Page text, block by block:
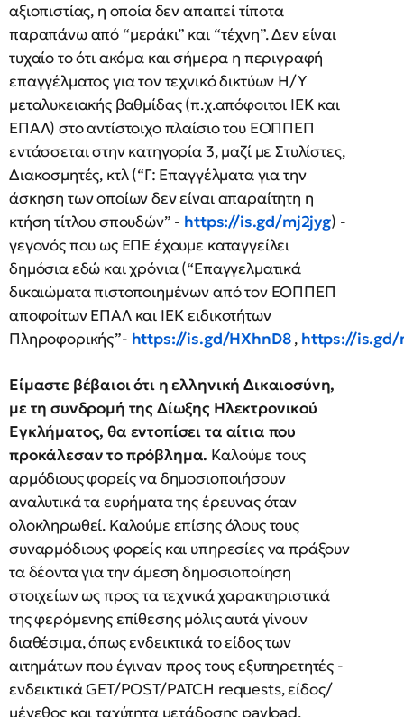
αξιοπιστίας, η οποία δεν απαιτεί τίποτα
παραπάνω από “μεράκι” και “τέχνη”. Δεν είναι
τυχαίο το ότι ακόμα και σήμερα η περιγραφή
επαγγέλματος για τον τεχνικό δικτύων Η/Υ
μεταλυκειακής βαθμίδας (π.χ.απόφοιτοι ΙΕΚ και
ΕΠΑΛ) στο αντίστοιχο πλαίσιο του ΕΟΠΠΕΠ
εντάσσεται στην κατηγορία 3, μαζί με Στυλίστες,
Διακοσμητές, κτλ (“Γ: Επαγγέλματα για την
άσκηση των οποίων δεν είναι απαραίτητη η
κτήση τίτλου σπουδών” - https://is.gd/mj2jyg) -
γεγονός που ως ΕΠΕ έχουμε καταγγείλει
δημόσια εδώ και χρόνια (“Επαγγελματικά
δικαιώματα πιστοποιημένων από τον ΕΟΠΠΕΠ
αποφοίτων ΕΠΑΛ και ΙΕΚ ειδικοτήτων
Πληροφορικής”- https://is.gd/HXhnD8, https://is.gd/
Είμαστε βέβαιοι ότι η ελληνική Δικαιοσύνη,
με τη συνδρομή της Δίωξης Ηλεκτρονικού
Εγκλήματος, θα εντοπίσει τα αίτια που
προκάλεσαν το πρόβλημα. Καλούμε τους
αρμόδιους φορείς να δημοσιοποιήσουν
αναλυτικά τα ευρήματα της έρευνας όταν
ολοκληρωθεί. Καλούμε επίσης όλους τους
συναρμόδιους φορείς και υπηρεσίες να πράξουν
τα δέοντα για την άμεση δημοσιοποίηση
στοιχείων ως προς τα τεχνικά χαρακτηριστικά
της φερόμενης επίθεσης μόλις αυτά γίνουν
διαθέσιμα, όπως ενδεικτικά το είδος των
αιτημάτων που έγιναν προς τους εξυπηρετητές -
ενδεικτικά GET/POST/PATCH requests, είδος/
μέγεθος και ταχύτητα μετάδοσης payload,